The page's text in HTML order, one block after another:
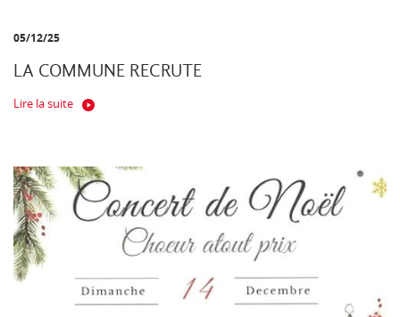
05/12/25
LA COMMUNE RECRUTE
Lire la suite